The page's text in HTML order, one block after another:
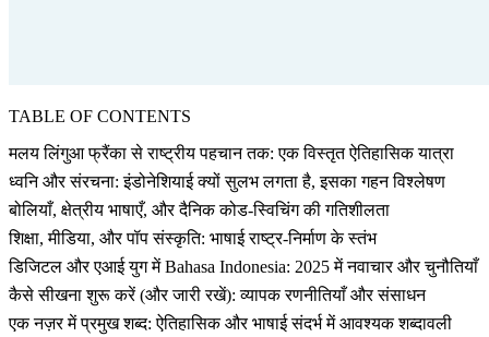
TABLE OF CONTENTS
मलय लिंगुआ फ्रैंका से राष्ट्रीय पहचान तक: एक विस्तृत ऐतिहासिक यात्रा
ध्वनि और संरचना: इंडोनेशियाई क्यों सुलभ लगता है, इसका गहन विश्लेषण
बोलियाँ, क्षेत्रीय भाषाएँ, और दैनिक कोड-स्विचिंग की गतिशीलता
शिक्षा, मीडिया, और पॉप संस्कृति: भाषाई राष्ट्र-निर्माण के स्तंभ
डिजिटल और एआई युग में Bahasa Indonesia: 2025 में नवाचार और चुनौतियाँ
कैसे सीखना शुरू करें (और जारी रखें): व्यापक रणनीतियाँ और संसाधन
एक नज़र में प्रमुख शब्द: ऐतिहासिक और भाषाई संदर्भ में आवश्यक शब्दावली